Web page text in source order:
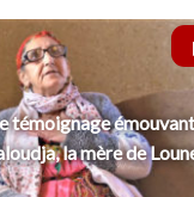
témoignage émouvant
la mère de